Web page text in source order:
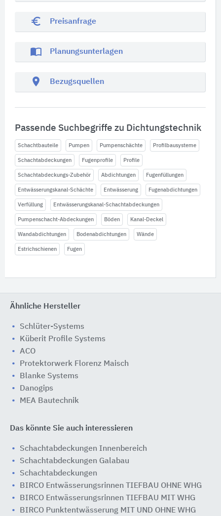
euro_symbol Preisanfrage
import_contacts Planungsunterlagen
location_on Bezugsquellen
Passende Suchbegriffe zu Dichtungstechnik
Schachtbauteile Pumpen Pumpenschächte Profilbausysteme
Schachtabdeckungen Fugenprofile Profile
Schachtabdeckungs-Zubehör Abdichtungen Fugenfüllungen
Entwässerungskanal-Schächte Entwässerung Fugenabdichtungen
Verfüllung Entwässerungskanal-Schachtabdeckungen
Pumpenschacht-Abdeckungen Böden Kanal-Deckel
Wandabdichtungen Bodenabdichtungen Wände
Estrichschienen Fugen
Ähnliche Hersteller
Schlüter-Systems
Küberit Profile Systems
ACO
Protektorwerk Florenz Maisch
Blanke Systems
Danogips
MEA Bautechnik
Das könnte Sie auch interessieren
Schachtabdeckungen Innenbereich
Schachtabdeckungen Galabau
Schachtabdeckungen
BIRCO Entwässerungsrinnen TIEFBAU OHNE WHG
BIRCO Entwässerungsrinnen TIEFBAU MIT WHG
BIRCO Punktentwässerung MIT UND OHNE WHG